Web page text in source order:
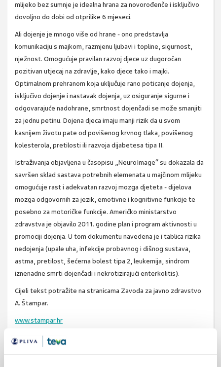
mlijeko bez sumnje je idealna hrana za novorođenče i isključivo
dovoljno do dobi od otprilike 6 mjeseci.
Ali dojenje je mnogo više od hrane - ono predstavlja
komunikaciju s majkom, razmjenu ljubavi i topline, sigurnost,
nježnost. Omogućuje pravilan razvoj djece uz dugoročan
pozitivan utjecaj na zdravlje, kako djece tako i majki.
Optimalnom prehranom koja uključuje rano poticanje dojenja,
isključivo dojenje i nastavak dojenja, uz osiguranje sigurne i
odgovarajuće nadohrane, smrtnost dojenčadi se može smanjiti
za jednu petinu. Dojena djeca imaju manji rizik da u svom
kasnijem životu pate od povišenog krvnog tlaka, povišenog
kolesterola, pretilosti ili razvoja dijabetesa tipa II.
Istraživanja objavljena u časopisu „NeuroImage“ su dokazala da
savršen sklad sastava potrebnih elemenata u majčinom mlijeku
omogućuje rast i adekvatan razvoj mozga djeteta - dijelova
mozga odgovornih za jezik, emotivne i kognitivne funkcije te
posebno za motoričke funkcije. Američko ministarstvo
zdravstva je objavilo 2011. godine plan i program aktivnosti u
promociji dojenja. U tom dokumentu navedena je i tablica rizika
nedojenja (upale uha, infekcije probavnog i dišnog sustava,
astma, pretilost, šećerna bolest tipa 2, leukemija, sindrom
iznenadne smrti dojenčadi i nekrotizirajući enterkolitis).
Cijeli tekst potražite na stranicama Zavoda za javno zdravstvo
A. Štampar.
www.stampar.hr